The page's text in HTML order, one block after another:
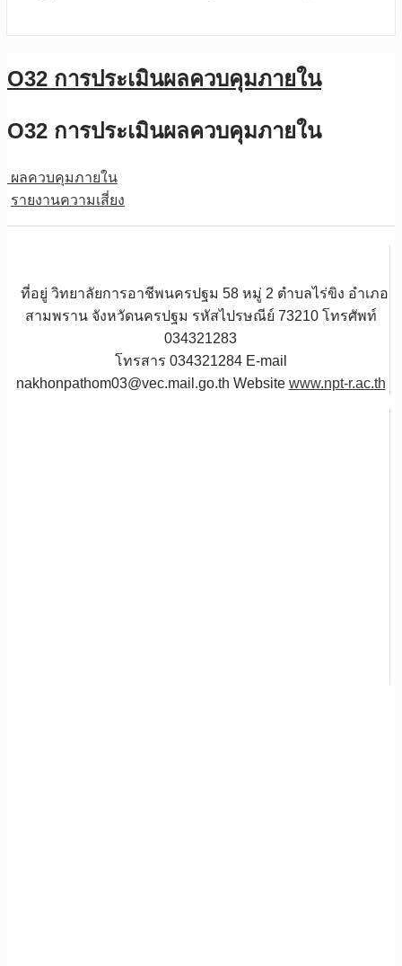
O32 การประเมินผลควบคุมภายใน
O32 การประเมินผลควบคุมภายใน
ผลควบคุมภายใน
รายงานความเสี่ยง
ที่อยู่ วิทยาลัยการอาชีพนครปฐม 58 หมู่ 2 ตำบลไร่ขิง อำเภอ
สามพราน จังหวัดนครปฐม รหัสไปรษณีย์ 73210 โทรศัพท์
034321283
โทรสาร 034321284 E-mail
nakhonpathom03@vec.mail.go.th Website www.npt-r.ac.th